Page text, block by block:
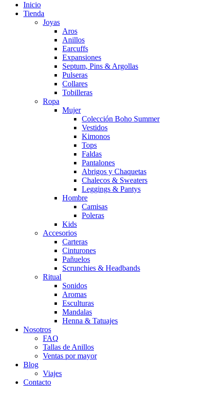
Inicio
Tienda
Joyas
Aros
Anillos
Earcuffs
Expansiones
Septum, Pins & Argollas
Pulseras
Collares
Tobilleras
Ropa
Mujer
Colección Boho Summer
Vestidos
Kimonos
Tops
Faldas
Pantalones
Abrigos y Chaquetas
Chalecos & Sweaters
Leggings & Pantys
Hombre
Camisas
Poleras
Kids
Accesorios
Carteras
Cinturones
Pañuelos
Scrunchies & Headbands
Ritual
Sonidos
Aromas
Esculturas
Mandalas
Henna & Tatuajes
Nosotros
FAQ
Tallas de Anillos
Ventas por mayor
Blog
Viajes
Contacto